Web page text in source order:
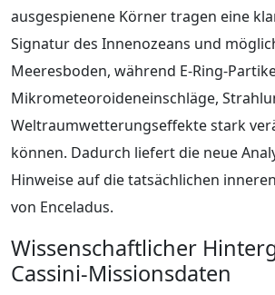
ausgespienene Körner tragen eine
Signatur des Innenozeans und
Meeresboden, während E-Ring-
Mikrometeoroideneinschläge,
Weltraumwetterungseffekte stark
können. Dadurch liefert die neue
Hinweise auf die tatsächlichen
von Enceladus.
Wissenschaftlicher
Cassini-Missionsdaten